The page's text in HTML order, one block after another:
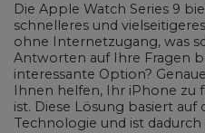
Die Apple Watch Series 9
schnelleres und
ohne Internetzugang, was
Antworten auf Ihre Fragen
interessante Option?
Ihnen helfen, Ihr iPhone zu
ist. Diese Lösung basiert auf
Technologie und ist dadurch